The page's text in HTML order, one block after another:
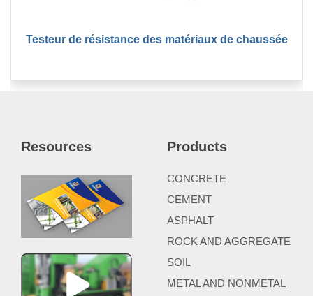
Testeur de résistance des matériaux de chaussée
Resources Products
CONCRETE
CEMENT
ASPHALT
ROCK AND AGGREGATE
SOIL
METAL AND NONMETAL